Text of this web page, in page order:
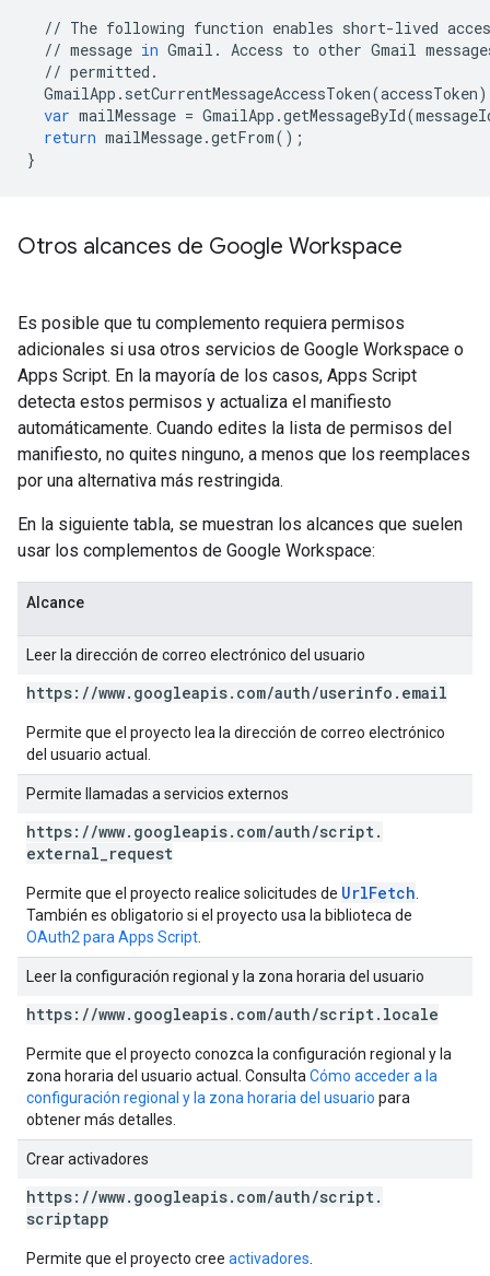
// The following function enables short-lived
// message in Gmail . Access to other Gmail
// permitted .
GmailApp . setCurrentMessageAccessToken(accessToken
var mailMessage = GmailApp .getMessageById(
return mailMessage.getFrom();
}
Otros alcances de Google Workspace
Es posible que tu complemento requiera permisos
adicionales si usa otros servicios de Google Workspace o
Apps Script. En la mayoría de los casos, Apps Script
detecta estos permisos y actualiza el manifiesto
automáticamente. Cuando edites la lista de permisos del
manifiesto, no quites ninguno, a menos que los reemplaces
por una alternativa más restringida.
En la siguiente tabla, se muestran los alcances que suelen
usar los complementos de Google Workspace:
Alcance
Leer la dirección de correo electrónico del usuario
https: //www. googleapis. com/auth/userinfo . email
Permite que el proyecto lea la dirección de correo electrónico
del usuario actual.
Permite llamadas a servicios externos
https: //www. googleapis. com/auth/script.
external request
Permite que el proyecto realice solicitudes de UrlFetch
También es obligatorio si el proyecto usa la biblioteca de
OAuth2 para Apps Script
Leer la configuración regional y la zona horaria del usuario
https: //www. googleapis. com/auth/script. locale
Permite que el proyecto conozca la configuración regional y la
zona horaria del usuario actual. Consulta Cómo acceder a la
configuración regional y la zona horaria del usuario para
obtener más detalles.
Crear activadores
https: //www. googleapis. com/auth/script.
scriptapp
Permite que el proyecto cree activadores